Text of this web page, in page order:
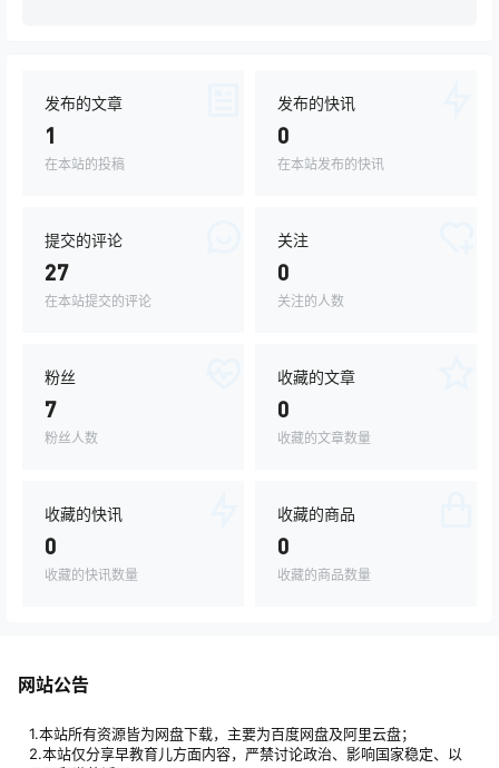
发布的文章
1
在本站的投稿
发布的快讯
0
在本站发布的快讯
提交的评论
27
在本站提交的评论
关注
0
关注的人数
粉丝
7
粉丝人数
收藏的文章
0
收藏的文章数量
收藏的快讯
0
收藏的快讯数量
收藏的商品
0
收藏的商品数量
网站公告
1.本站所有资源皆为网盘下载，主要为百度网盘及阿里云盘；
2.本站仅分享早教育儿方面内容，严禁讨论政治、影响国家稳定、以